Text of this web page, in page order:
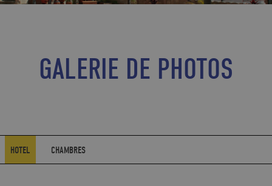
GALERIE DE PHOTOS
HOTEL CHAMBRES